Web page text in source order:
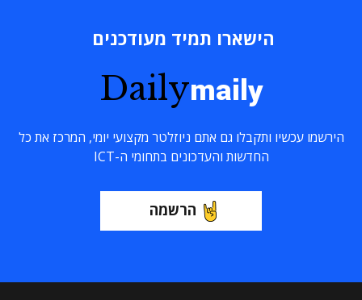
הישארו תמיד מעודכנים
Dailymaily
הירשמו עכשיו ותקבלו גם אתם ניוזלטר מקצועי יומי, המרכז את כל
החדשות והעדכונים בתחומי ה-ICT
הרשמה